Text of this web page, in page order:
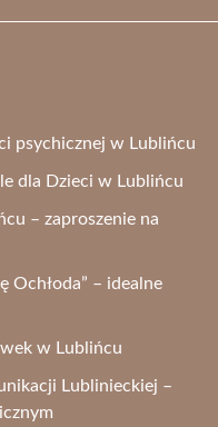
psychicznej w Lublińcu
dla Dzieci w Lublińcu
– zaproszenie na
Ochłoda” – idealne
w Lublińcu
Lublinieckiej –